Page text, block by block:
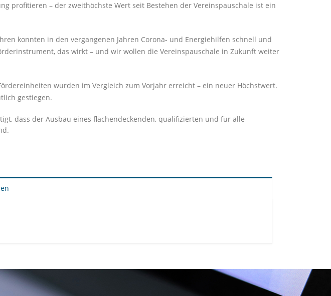
profitieren – der zweithöchste Wert seit Bestehen der Vereinspauschale ist ein
konnten in den vergangenen Jahren Corona- und Energiehilfen schnell und
das wirkt – und wir wollen die Vereinspauschale in Zukunft weiter
wurden im Vergleich zum Vorjahr erreicht – ein neuer Höchstwert.
gestiegen.
dass der Ausbau eines flächendeckenden, qualifizierten und für alle